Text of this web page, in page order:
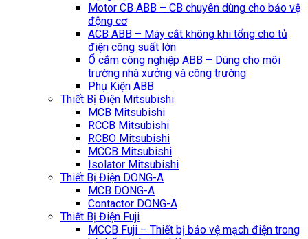
Motor CB ABB – CB chuyên dùng cho bảo vệ
động cơ
ACB ABB – Máy cắt không khi tổng cho tủ
điện công suất lớn
Ổ cắm công nghiệp ABB – Dùng cho môi
trường nhà xưởng và công trường
Phụ Kiện ABB
Thiết Bị Điện Mitsubishi
MCB Mitsubishi
RCCB Mitsubishi
RCBO Mitsubishi
MCCB Mitsubishi
Isolator Mitsubishi
Thiết Bị Điện DONG-A
MCB DONG-A
Contactor DONG-A
Thiết Bị Điện Fuji
MCCB Fuji – Thiết bị bảo vệ mạch điện trong